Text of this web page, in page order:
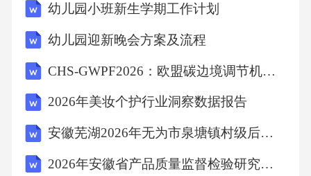
斛析几何
一、选择题
则圆心C到直线x=3的距离等于
幼儿园小班新生学期工作计划
幼儿园迎新晚会方案及流程
CHS-GWPF2026：欧盟碳边境调节机制CBAM研究报告市场化路径还是市场失灵-中文译版-
2026年美妆个护行业洞察数据报告
安徽芜湖2026年无为市泉塘镇村级后备干部招聘考试试卷-含答案解析
2026年安徽省产品质量监督检验研究院见习人员招募备考题库及答案详解（历年真题）